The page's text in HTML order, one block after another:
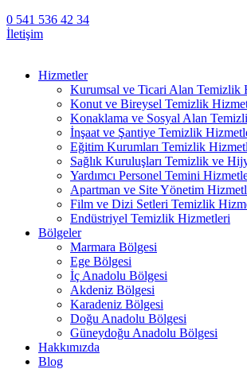
0 541 536 42 34
İletişim
Hizmetler
Kurumsal ve Ticari Alan Temizlik
Konut ve Bireysel Temizlik
Konaklama ve Sosyal Alan
İnşaat ve Şantiye Temizlik
Eğitim Kurumları Temizlik
Sağlık Kuruluşları Temizlik ve
Yardımcı Personel Temini
Apartman ve Site Yönetim
Film ve Dizi Setleri Temizlik
Endüstriyel Temizlik Hizmetleri
Bölgeler
Marmara Bölgesi
Ege Bölgesi
İç Anadolu Bölgesi
Akdeniz Bölgesi
Karadeniz Bölgesi
Doğu Anadolu Bölgesi
Güneydoğu Anadolu Bölgesi
Hakkımızda
Blog